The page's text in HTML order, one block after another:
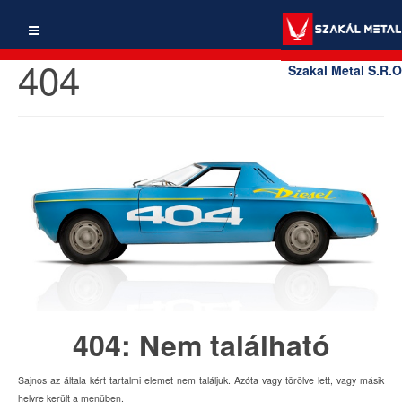
Szakal Metal S.R.O
404
404: Nem található
Sajnos az általa kért tartalmi elemet nem találjuk. Azóta vagy törölve lett, vagy másik
helyre került a menüben.